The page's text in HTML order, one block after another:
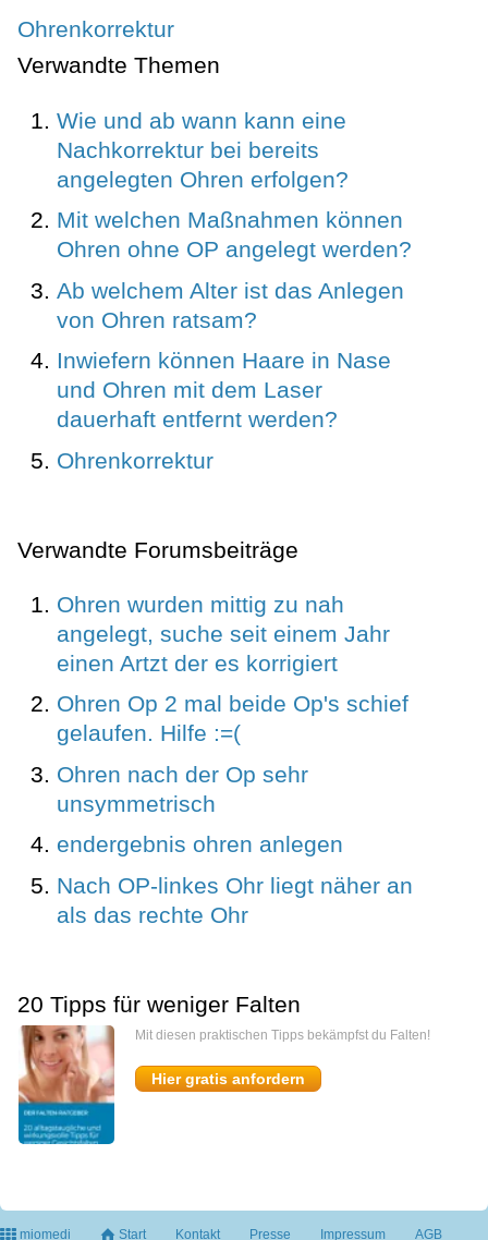
Ohrenkorrektur
Verwandte Themen
Wie und ab wann kann eine
Nachkorrektur bei bereits
angelegten Ohren erfolgen?
Mit welchen Maßnahmen können
Ohren ohne OP angelegt werden?
Ab welchem Alter ist das Anlegen
von Ohren ratsam?
Inwiefern können Haare in Nase
und Ohren mit dem Laser
dauerhaft entfernt werden?
Ohrenkorrektur
Verwandte Forumsbeiträge
Ohren wurden mittig zu nah
angelegt, suche seit einem Jahr
einen Artzt der es korrigiert
Ohren Op 2 mal beide Op's schief
gelaufen. Hilfe :=(
Ohren nach der Op sehr
unsymmetrisch
endergebnis ohren anlegen
Nach OP-linkes Ohr liegt näher an
als das rechte Ohr
20 Tipps für weniger Falten
Mit diesen praktischen Tipps bekämpfst du Falten!
Hier gratis anfordern
miomedi Start Kontakt Presse Impressum AGB